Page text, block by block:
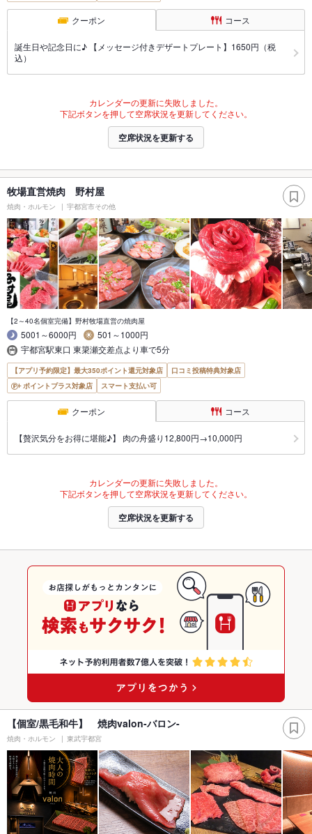
クーポン コース
誕生日や記念日に♪ 【メッセージ付きデザートプレート】1650円（税
込）
カレンダーの更新に失敗しました。
下記ボタンを押して空席状況を更新してください。
空席状況を更新する
牧場直営焼肉 野村屋
焼肉・ホルモン 宇都宮市その他
【2～40名個室完備】野村牧場直営の焼肉屋
5001～6000円
501～1000円
宇都宮駅東口 東簗瀬交差点より車で5分
【アプリ予約限定】最大350ポイント還元対象店
口コミ投稿特典対象店
ポイントプラス対象店
スマート支払い可
クーポン コース
【贅沢気分をお得に堪能♪】 肉の舟盛り12,800円→10,000円
カレンダーの更新に失敗しました。
下記ボタンを押して空席状況を更新してください。
空席状況を更新する
【個室/黒毛和牛】 焼肉valon-バロン-
焼肉・ホルモン 東武宇都宮